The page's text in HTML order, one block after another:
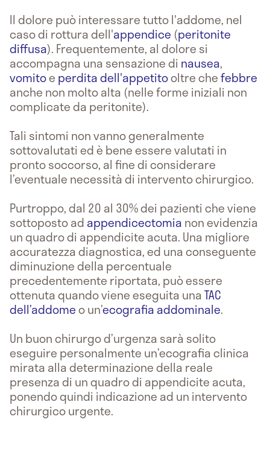
Il dolore può interessare tutto l'addome, nel
caso di rottura dell'appendice (peritonite
diffusa). Frequentemente, al dolore si
accompagna una sensazione di nausea,
vomitoe perdita dell'appetitooltre chefebbre
anche non molto alta (nelle forme iniziali non
complicate da peritonite).
Tali sintomi non vanno generalmente
sottovalutati ed è bene essere valutati in
pronto soccorso, al fine di considerare
l’eventuale necessità di intervento chirurgico.
Purtroppo, dal 20 al 30% dei pazienti che viene
sottoposto ad appendicectomia non evidenzia
un quadro di appendicite acuta. Una migliore
accuratezza diagnostica, ed una conseguente
diminuzione della percentuale
precedentemente riportata, può essere
ottenuta quando viene eseguita unaTAC
dell’addomeo un’ecografia addominale.
Un buon chirurgo d’urgenza sarà solito
eseguire personalmente un’ecografia clinica
mirata alla determinazione della reale
presenza di un quadro di appendicite acuta,
ponendo quindi indicazione ad un intervento
chirurgico urgente.